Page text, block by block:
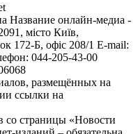
Название онлайн-медиа -
місто Київ,
Б, офіс 208/1 E-mail:
044-205-43-00
размещённых на
ссылки на
со страницы «Новости